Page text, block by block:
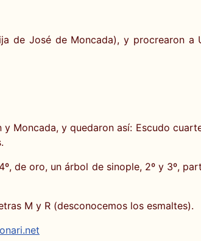
de José de Moncada), y procrearon
Moncada, y quedaron así: Escudo
de oro, un árbol de sinople, 2º y 3º,
M y R (desconocemos los esmaltes).